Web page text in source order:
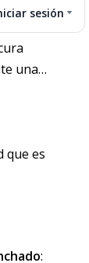
sesión
una
que es
: